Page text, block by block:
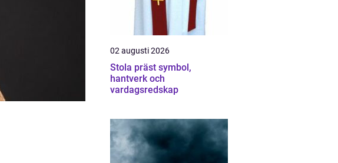
02 augusti 2026
Stola präst symbol,
hantverk och
vardagsredskap